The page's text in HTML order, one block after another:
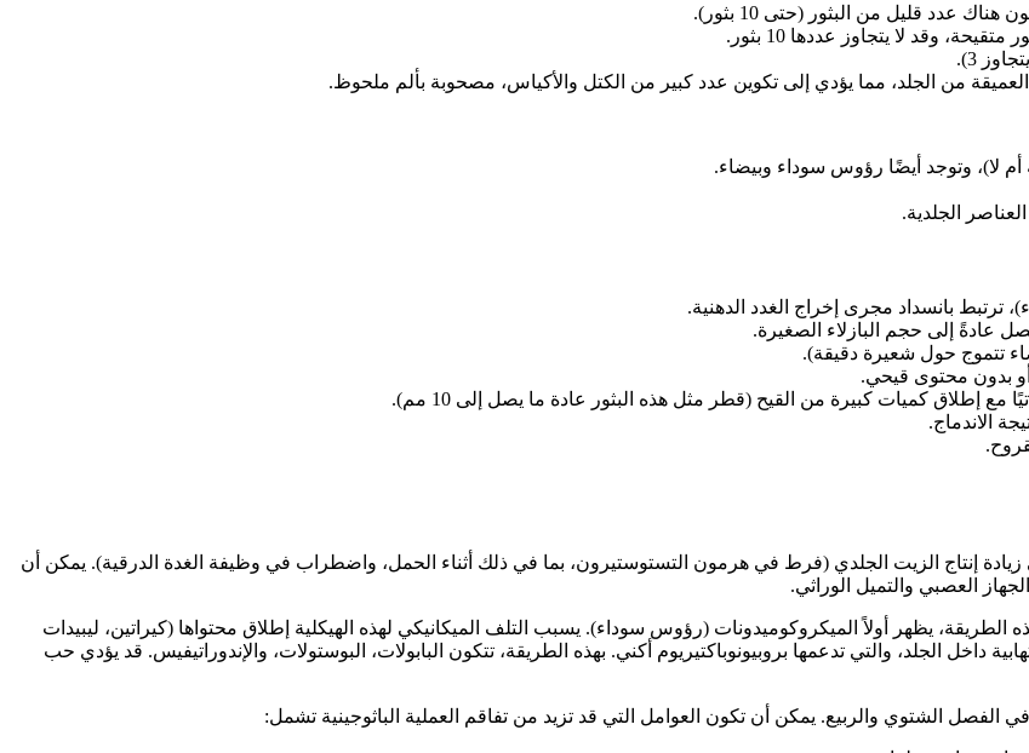
عدد قليل من البثور (حتى 10 بثور).
وقد لا يتجاوز عددها 10 بثور.
3).
العميقة من الجلد، مما يؤدي إلى تكوين عدد كبير من الكتل والأكياس، مصحوبة بألم ملحوظ.
لا)، وتوجد أيضًا رؤوس سوداء وبيضاء.
الجلدية.
ترتبط بانسداد مجرى إخراج الغدد الدهنية.
عادةً إلى حجم البازلاء الصغيرة.
تتموج حول شعيرة دقيقة).
بدون محتوى قيحي.
مع إطلاق كميات كبيرة من القيح (قطر مثل هذه البثور عادة ما يصل إلى 10 مم).
الاندماج.
إنتاج الزيت الجلدي (فرط في هرمون التستوستيرون، بما في ذلك أثناء الحمل، واضطراب في وظيفة الغدة الدرقية). يمكن أن
العصبي والتميل الوراثي.
الطريقة، يظهر أولاً الميكروكوميدونات (رؤوس سوداء). يسبب التلف الميكانيكي لهذه الهيكلية إطلاق محتواها (كيراتين، ليبيدات
داخل الجلد، والتي تدعمها بروبيونوباكتيريوم أكني. بهذه الطريقة، تتكون البابولات، البوستولات، والإندوراتيفيس. قد يؤدي حب
الشتوي والربيع. يمكن أن تكون العوامل التي قد تزيد من تفاقم العملية الباثوجينية تشمل: